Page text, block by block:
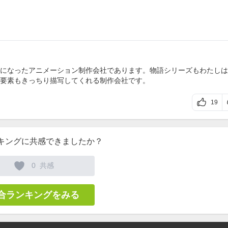
ったアニメーション制作会社であります。物語シリーズもわたし
素もきっちり描写してくれる制作会社です。
19
ングに共感できましたか？
0 共感
ランキングをみる